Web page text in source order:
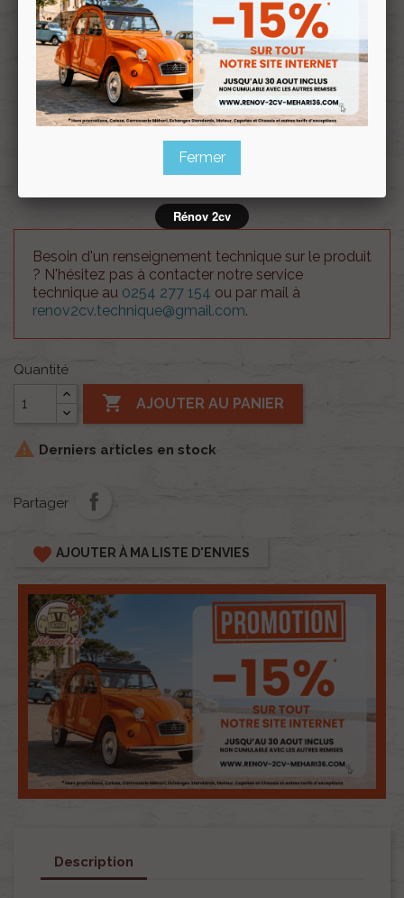
Profitez de prix remisés
avec la Carte clubRenov 2cv
Souscrire
au clubRenov 2cv
Besoin d'un renseignement technique sur le produit
? N'hésitez pas à contacter notre service
technique au 0254 277 154 ou par mail à
renov2cv.technique@gmail.com.
Quantité
 AJOUTER AU PANIER
 Derniers articles en stock
Partager
favorite AJOUTER À MA LISTE D'ENVIES
Description
Fermer
Rénov 2cv